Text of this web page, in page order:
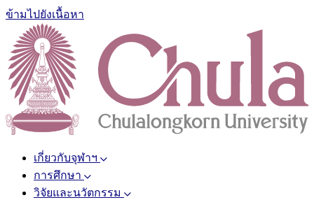
ข้ามไปยังเนื้อหา
เกี่ยวกับจุฬาฯ
การศึกษา
วิจัยและนวัตกรรม